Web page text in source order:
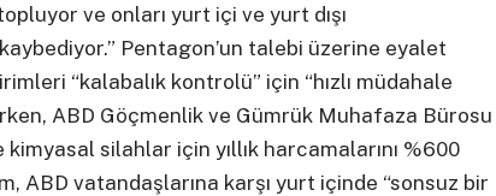
ve onları yurt içi ve yurt dışı
Pentagon’un talebi üzerine eyalet
“kalabalık kontrolü” için “hızlı müdahale
ABD Göçmenlik ve Gümrük Muhafaza Bürosu
kimyasal silahlar için yıllık harcamalarını %600
ABD vatandaşlarına karşı yurt içinde “sonsuz bir